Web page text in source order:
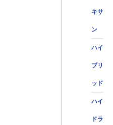
キサ
ン
ハイ
ブリ
ッド
ハイ
ドラ